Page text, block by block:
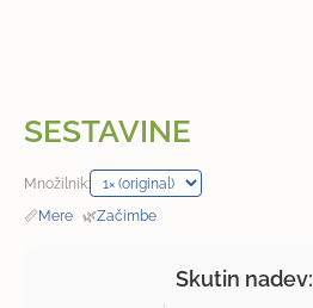
SESTAVINE
Množilnik:
📏Mere · 🌿Začimbe
Skutin nadev: